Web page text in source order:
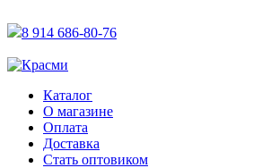
8 914 686-80-76
Каталог
О магазине
Оплата
Доставка
Стать оптовиком